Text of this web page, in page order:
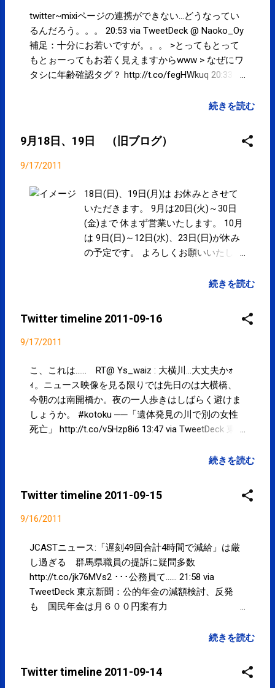
TweetDeck #江東区 内でも停電が発生している模
様。ご注意下さい。 東京電力 停電情報 江東
区 http://t.co/qyVBWU6q #kotoku 18:22 via
TweetDeck あー！RT@ shinnosuke_hp : え
ー！“@fukagawabansho: 隅田川テラスへ降りる階段
ラスは既に隅田川と一体化。 http://t.co/qFDYy6Jk "
via TweetDeck 都...
twitter~mixiページの連携ができない...どうなってい
るんだろう。。。 20:53 via TweetDeck @ Naoko_Oy
補足：十分にお若いですが。。。 >とってもとって
もとぉーってもお若く見えますからwww > なぜにワ
タシに年齢確認タグ？ http://t.co/fegHWkuq 20:33
ーってもお若く見えますからwww > なぜにワタシに
TweetDeck 【SPC-NEWS】更新しました。 #江東区
- 9月18日、19日 - http://t.co/jgJJcmGF 16:14 via
Facebook 【SPC-NEWS更新】 #kotoku 9月18日、19
す。9月は20日(火)〜30日(金)まで休まず営業いたし
ます。10月は… http://t.co/I9ax8U69 16:14 via Google
@ domoncyo は・き・まの３つとらなければ、3年
間がもったいない。というか施術に大きく影響する
と思う。頑張ってください！！ 16:10 via TweetDeck
長い人はまさかの9連休でしょうか？！当院は18,19
す。 www.spcstyle.com #kotoku #江東区 11:52
via TweetDeck Powered by t2b
続きを読む
9月18日、19日 （旧ブログ）
9/17/2011
18日(日)、19日(月)は お休みとさせて
いただきます。 9月は20日(火)～30日
(金)まで 休まず営業いたします。 10月
は 9日(日)～12日(水)、23日(日)が休み
の予定です。 よろしくお願いいたしま
様よりシンガポール旅行のお土産を い
た。
続きを読む
Twitter timeline 2011-09-16
9/17/2011
こ、これは…... RT@ Ys_waiz : 大横川…大丈夫かｫ
ｨ。ニュース映像を見る限りでは先日のは大横橋、
今朝のは南開橋か。夜の一人歩きはしばらく避けま
しょうか。 #kotoku ──「遺体発見の川で別の女性
死亡」 http://t.co/v5Hzp8i6 13:47 via TweetDeck 東京
再就職難で http://t.co/Y7JhNjkr ・・・今こそ
公共事業 11:16 via TweetDeck 日刊スポーツ：はやく
も川澄に美容業界３社からＣＭ依頼
http://t.co/wWDBmiYX ・・・『なでしこバブ
ック後が心配。。。 11:05 via TweetDeck ロケットニ
ュース24：東京電力が原発作業員への食事提供を止
め、電気料金を15％上げても給料を元に戻したい理
由 http://t.co/NNpym0A5 ･･･こういうことが許され
てしまうのか。。。 10:49 via TweetDeck 熱中症を防
思う...朝食に何を食べているかやスポーツドリンク
がワイドショーネタにされると、体育の授業や運動
会がやりにくくなるな... > とくダネ！ 08:35 via
続きを読む
Twitter timeline 2011-09-15
9/16/2011
JCASTニュース:「遅刻49回合計4時間で減給」は厳
し過ぎる 群馬県職員の提訴に疑問多数
http://t.co/jk76MVs2 ･･･公務員て...... 21:58 via
TweetDeck 東京新聞：公的年金の減額検討、反発
も 国民年金は月６００円案有力
額。。。国民から取ることばかり考えないで、自分
そろ考えようよ！！ 20:18 via TweetDeck @
続きを読む
Twitter timeline 2011-09-14